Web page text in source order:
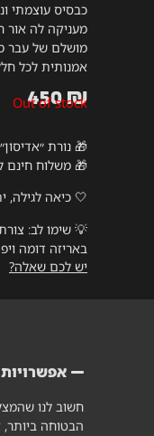
כבסיס עוצמתי
מעניקה לה אור
מושלם של עבר
אמנותית לכל
450₪
Out of stock
🎁 נורת
🎁 משלוח חינם
🤍 כיאה לגילה,
💡 שימו לב:
באריזה דומה
יש לכם שאלה?
חשוב לנו
הבטוחה